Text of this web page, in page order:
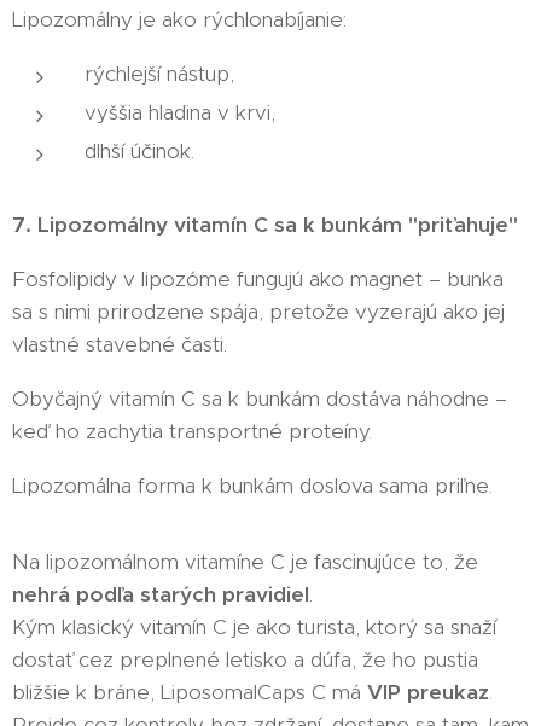
Lipozomálny je ako rýchlonabíjanie:
rýchlejší nástup,
vyššia hladina v krvi,
dlhší účinok.
7. Lipozomálny vitamín C sa k bunkám "priťahuje"
Fosfolipidy v lipozóme fungujú ako magnet – bunka
sa s nimi prirodzene spája, pretože vyzerajú ako jej
vlastné stavebné časti.
Obyčajný vitamín C sa k bunkám dostáva náhodne –
keď ho zachytia transportné proteíny.
Lipozomálna forma k bunkám doslova sama priľne.
Na lipozomálnom vitamíne C je fascinujúce to, že
nehrá podľa starých pravidiel.
Kým klasický vitamín C je ako turista, ktorý sa snaží
dostať cez preplnené letisko a dúfa, že ho pustia
bližšie k bráne, LiposomalCaps C má VIP preukaz.